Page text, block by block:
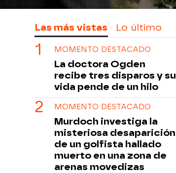
Las más vistas Lo último
MOMENTO DESTACADO
La doctora Ogden
recibe tres disparos y su
vida pende de un hilo
MOMENTO DESTACADO
Murdoch investiga la
misteriosa desaparición
de un golfista hallado
muerto en una zona de
arenas movedizas